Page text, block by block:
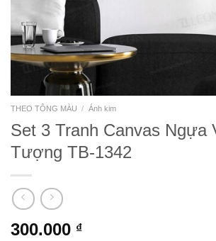
THEO TÔNG MÀU / Ánh kim
Set 3 Tranh Canvas Ngựa
Tượng TB-1342
300.000 ₫